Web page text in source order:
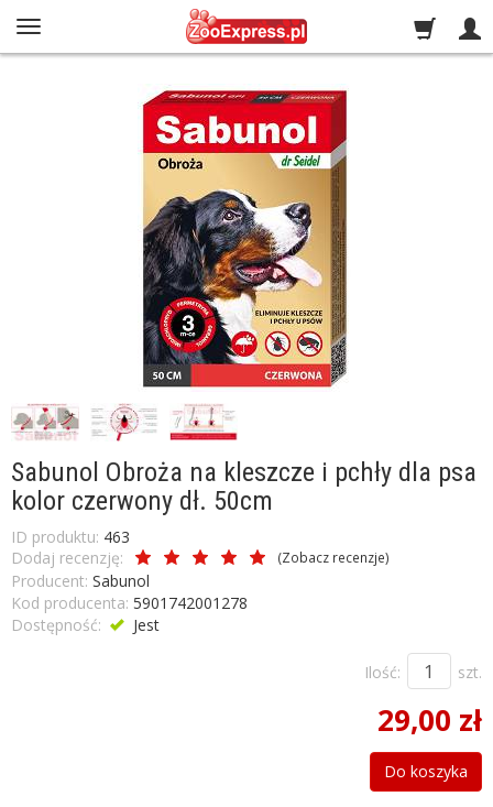
Sabunol Obroża na kleszcze i pchły dla psa
kolor czerwony dł. 50cm
ID produktu: 463
Dodaj recenzję:
(Zobacz recenzje)
Producent: Sabunol
Kod producenta: 5901742001278
Dostępność:
Jest
Ilość: szt.
29,00 zł
Do koszyka